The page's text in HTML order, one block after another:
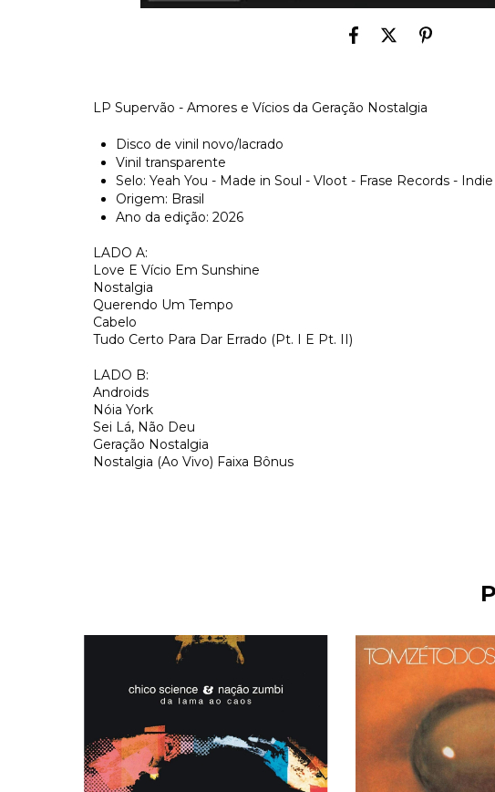
LP Supervão - Amores e Vícios da Geração Nostalgia
Disco de vinil novo/lacrado
Vinil transparente
Selo: Yeah You - Made in Soul - Vloot - Frase Records -
Origem: Brasil
Ano da edição: 2026
LADO A:
Love E Vício Em Sunshine
Nostalgia
Querendo Um Tempo
Cabelo
Tudo Certo Para Dar Errado (Pt. I E Pt. II)
LADO B:
Androids
Nóia York
Sei Lá, Não Deu
Geração Nostalgia
Nostalgia (Ao Vivo) Faixa Bônus